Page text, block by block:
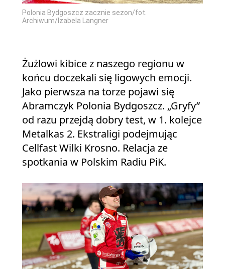
Polonia Bydgoszcz zacznie sezon/fot.
Archiwum/Izabela Langner
Żużlowi kibice z naszego regionu w
końcu doczekali się ligowych emocji.
Jako pierwsza na torze pojawi się
Abramczyk Polonia Bydgoszcz. „Gryfy”
od razu przejdą dobry test, w 1. kolejce
Metalkas 2. Ekstraligi podejmując
Cellfast Wilki Krosno. Relacja ze
spotkania w Polskim Radiu PiK.